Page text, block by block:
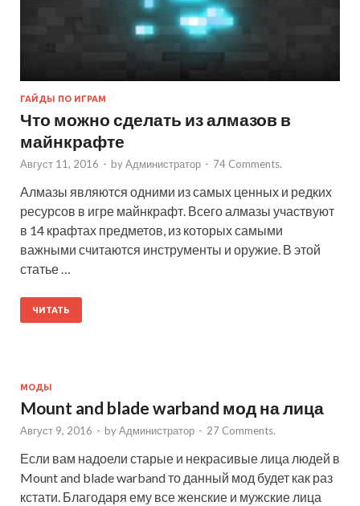
ГАЙДЫ ПО ИГРАМ
Что можно сделать из алмазов в
майнкрафте
Август 11, 2016 - byАдминистратор - 74 Comments.
Алмазы являются одними из самых ценных и редких
ресурсов в игре майнкрафт. Всего алмазы участвуют
в 14 крафтах предметов, из которых самыми
важными считаются инструменты и оружие. В этой
статье …
ЧИТАТЬ
МОДЫ
Mount and blade warband мод на лица
Август 9, 2016 - byАдминистратор - 27 Comments.
Если вам надоели старые и некрасивые лица людей в
Mount and blade warband то данный мод будет как раз
кстати. Благодаря ему все женские и мужские лица